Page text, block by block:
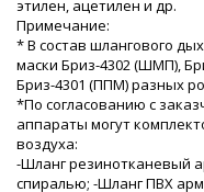
этилен, ацетилен и др.
Примечание:
* В состав шлангового
маски Бриз-4302 (ШМП),
Бриз-4301 (ППМ) разных
*По согласованию с
аппараты могут
воздуха:
-Шланг резинотканевый
спиралью; -Шланг ПВХ